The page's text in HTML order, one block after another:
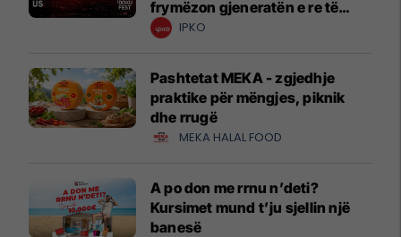
frymëzon gjeneratën e re të
krijuesve
IPKO
Pashtetat MEKA - zgjedhje
praktike për mëngjes, piknik
dhe rrugë
MEKA HALAL FOOD
A po don me rrnu n’deti?
Kursimet mund t’ju sjellin një
banesë